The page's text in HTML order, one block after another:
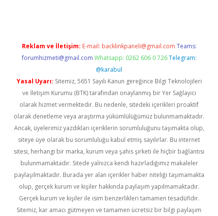
Reklam ve İletişim: E-mail: backlinkpaneli@gmail.com Teams:
forumhizmeti@gmail.com Whatsapp: 0262 606 0 726 Telegram:
@karabul
Yasal Uyarı: Sitemiz, 5651 Sayılı Kanun gereğince Bilgi Teknolojileri
ve İletişim Kurumu (BTK) tarafından onaylanmış bir Yer Sağlayıcı
olarak hizmet vermektedir. Bu nedenle, sitedeki içerikleri proaktif
olarak denetleme veya araştırma yükümlülüğümüz bulunmamaktadır.
Ancak, üyelerimiz yazdıkları içeriklerin sorumluluğunu taşımakta olup,
siteye üye olarak bu sorumluluğu kabul etmiş sayılırlar. Bu internet
sitesi, herhangi bir marka, kurum veya şahıs şirketi ile hiçbir bağlantısı
bulunmamaktadır. Sitede yalnızca kendi hazırladığımız makaleler
paylaşılmaktadır. Burada yer alan içerikler haber niteliği taşımamakta
olup, gerçek kurum ve kişiler hakkında paylaşım yapılmamaktadır.
Gerçek kurum ve kişiler ile isim benzerlikleri tamamen tesadüfidir.
Sitemiz, kar amacı gütmeyen ve tamamen ücretsiz bir bilgi paylaşım